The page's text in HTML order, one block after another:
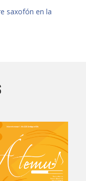
saxofón en la